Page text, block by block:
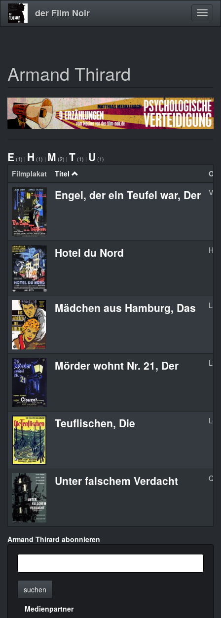
Direkt
zum
der Film Noir
Armand Thirard
E (1) | H (1) | M (2) | T (1) | U (1)
Filmplakat Titel
Engel, der ein Teufel war, Der
Hotel du Nord
Mädchen aus Hamburg, Das La
Mörder wohnt Nr. 21, Der
Teuflischen, Die
Unter falschem Verdacht
Armand Thirard abonnieren
suchen
Medienpartner